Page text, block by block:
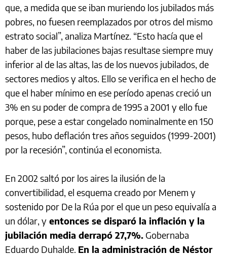
que, a medida que se iban muriendo los jubilados más
pobres, no fuesen reemplazados por otros del mismo
estrato social”, analiza Martínez. “Esto hacía que el
haber de las jubilaciones bajas resultase siempre muy
inferior al de las altas, las de los nuevos jubilados, de
sectores medios y altos. Ello se verifica en el hecho de
que el haber mínimo en ese período apenas creció un
3% en su poder de compra de 1995 a 2001 y ello fue
porque, pese a estar congelado nominalmente en 150
pesos, hubo deflación tres años seguidos (1999-2001)
por la recesión”, continúa el economista.
En 2002 saltó por los aires la ilusión de la
convertibilidad, el esquema creado por Menem y
sostenido por De la Rúa por el que un peso equivalía a
un dólar, y entonces se disparó la inflación y la
jubilación media derrapó 27,7%. Gobernaba
Eduardo Duhalde. En la administración de Néstor